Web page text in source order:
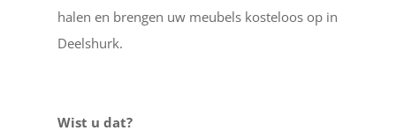
halen en brengen uw meubels kosteloos op in
Deelshurk.
Wist u dat?